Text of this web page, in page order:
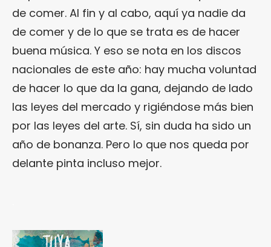
de comer. Al fin y al cabo, aquí ya nadie da
de comer y de lo que se trata es de hacer
buena música. Y eso se nota en los discos
nacionales de este año: hay mucha voluntad
de hacer lo que da la gana, dejando de lado
las leyes del mercado y rigiéndose más bien
por las leyes del arte. Sí, sin duda ha sido un
año de bonanza. Pero lo que nos queda por
delante pinta incluso mejor.